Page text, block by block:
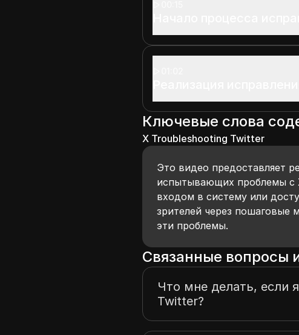
Ключевые слова
X Troubleshooting Twitter
Это видео предоставляет
испытывающих проблемы с
входом в систему или
зрителей через пошаговые
эти проблемы.
Связанные вопросы
Что мне делать, если
Twitter?